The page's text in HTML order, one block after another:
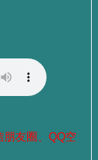
朋友圈、QQ空